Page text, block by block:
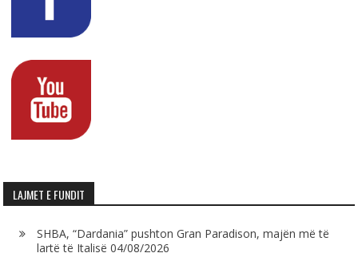
LAJMET E FUNDIT
SHBA, “Dardania” pushton Gran Paradison, majën më të
lartë të Italisë 04/08/2026